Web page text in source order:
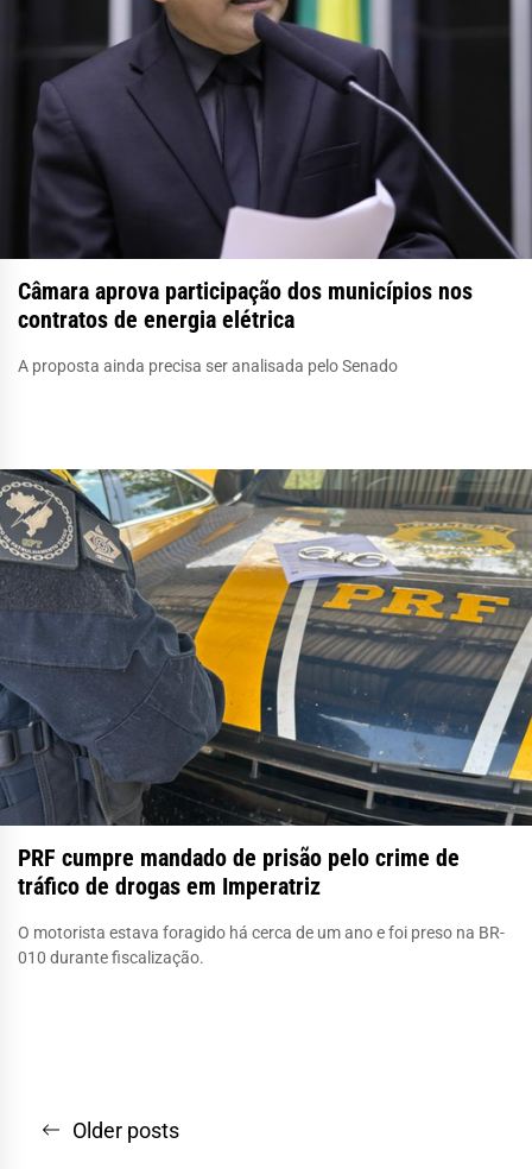
Câmara aprova participação dos municípios nos
contratos de energia elétrica
A proposta ainda precisa ser analisada pelo Senado
PRF cumpre mandado de prisão pelo crime de
tráfico de drogas em Imperatriz
O motorista estava foragido há cerca de um ano e foi preso na BR-
010 durante fiscalização.
Navegação
Older posts